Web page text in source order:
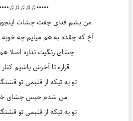
من بشم فدای جفت چشات
آخ که چقده به هم میایم چه
چشای رنگیت نداره اصلا
قراره تا آخرش باشیم
تو یه تیکه از قلبمی تو
من شدم حبس چشای
تو یه تیکه از قلبمی تو